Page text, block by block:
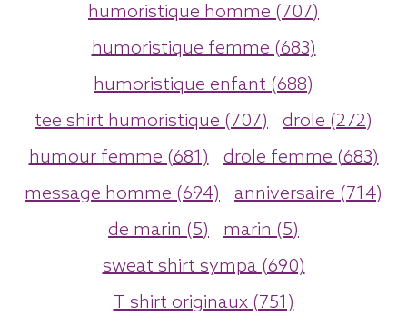
humoristique homme (707)
humoristique femme (683)
humoristique enfant (688)
tee shirt humoristique (707)
drole (272)
humour femme (681)
drole femme (683)
message homme (694)
anniversaire (714)
de marin (5)
marin (5)
sweat shirt sympa (690)
T shirt originaux (751)